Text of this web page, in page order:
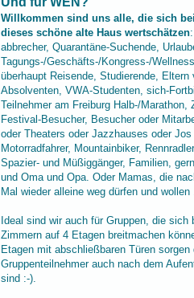
Willkommen sind uns alle, die sich
dieses schöne alte Haus wertschätzen
abbrecher, Quarantäne-Suchende,
Tagungs-/Geschäfts-/Kongress-/
überhaupt Reisende,Studierende, Eltern
Absolventen, VWA-Studenten, sich-
Teilnehmer am Freiburg Halb-/Marathon,
Festival-Besucher, Besucher oder
oder Theaters oder Jazzhauses oder
Motorradfahrer, Mountainbiker,
Spazier- und Müßiggänger, Familien,
und Oma und Opa. Oder Mamas, die
Mal wieder alleine weg dürfen und wollen
Ideal sind wir auch für Gruppen, die
Zimmern auf 4 Etagen breitmachen
Etagen mit abschließbaren Türen sorgen
Gruppenteilnehmer auch nach dem
sind :-).